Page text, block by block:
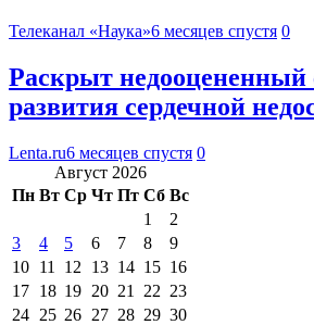
Телеканал «Наука»6 месяцев спустя 0
Раскрыт недооцененный
развития сердечной
Lenta.ru6 месяцев спустя 0
Август 2026
Пн Вт Ср Чт Пт Сб Вс
1
2
3
4 5 6 7 8
9
10 11 12 13 14 15 16
17 18 19 20 21 22 23
24 25 26 27 28 29 30